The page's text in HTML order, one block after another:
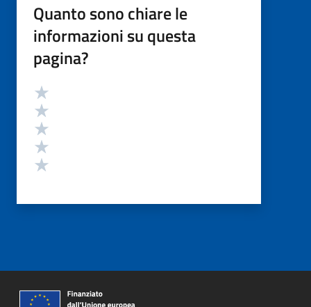
Quanto sono chiare le
informazioni su questa
pagina?
Valutazione